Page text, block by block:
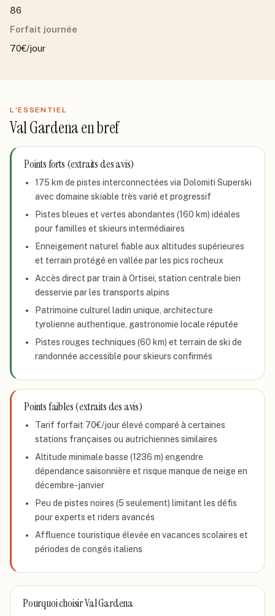
86
Forfait journée
70€/jour
L'ESSENTIEL
Val Gardenaen bref
Points forts (extraits des avis)
175 km de pistes interconnectées via Dolomiti Superski
avec domaine skiable très varié et progressif
Pistes bleues et vertes abondantes (160 km) idéales
pour familles et skieurs intermédiaires
Enneigement naturel fiable aux altitudes supérieures
et terrain protégé en vallée par les pics rocheux
Accès direct par train à Ortisei, station centrale bien
desservie par les transports alpins
Patrimoine culturel ladin unique, architecture
tyrolienne authentique, gastronomie locale réputée
Pistes rouges techniques (60 km) et terrain de ski de
randonnée accessible pour skieurs confirmés
Points faibles (extraits des avis)
Tarif forfait 70€/jour élevé comparé à certaines
stations françaises ou autrichiennes similaires
Altitude minimale basse (1236 m) engendre
dépendance saisonnière et risque manque de neige en
décembre-janvier
Peu de pistes noires (5 seulement) limitant les défis
pour experts et riders avancés
Affluence touristique élevée en vacances scolaires et
périodes de congés italiens
Pourquoi choisirVal Gardena